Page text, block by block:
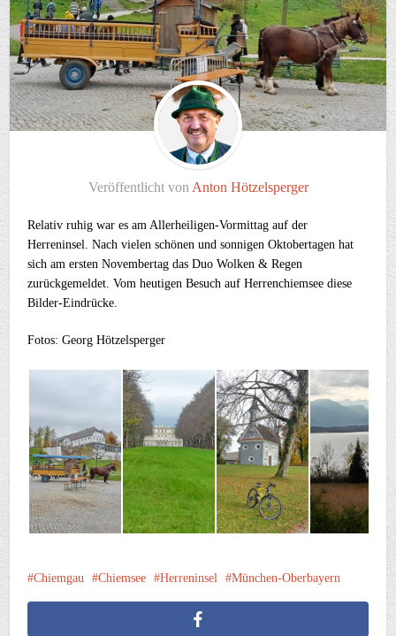
Veröffentlicht vonAnton Hötzelsperger
Relativ ruhig war es am Allerheiligen-Vormittag auf der
Herreninsel. Nach vielen schönen und sonnigen Oktobertagen hat
sich am ersten Novembertag das Duo Wolken & Regen
zurückgemeldet. Vom heutigen Besuch auf Herrenchiemsee diese
Bilder-Eindrücke.
Fotos: Georg Hötzelsperger
Chiemgau Chiemsee Herreninsel München-Oberbayern